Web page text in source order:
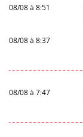
08/08 à 8:51
08/08 à 8:37
08/08 à 7:47